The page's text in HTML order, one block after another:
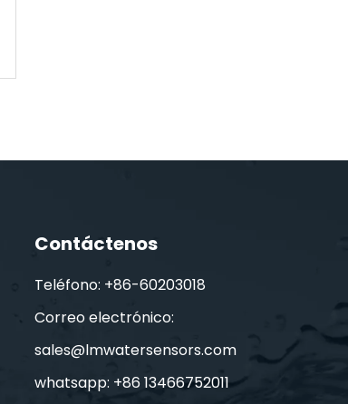
Contáctenos
Teléfono: +86-60203018
Correo electrónico:
sales@lmwatersensors.com
whatsapp: +86 13466752011